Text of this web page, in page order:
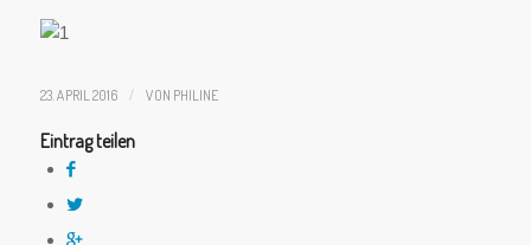
23. APRIL 2016 / VON PHILINE
Eintrag teilen